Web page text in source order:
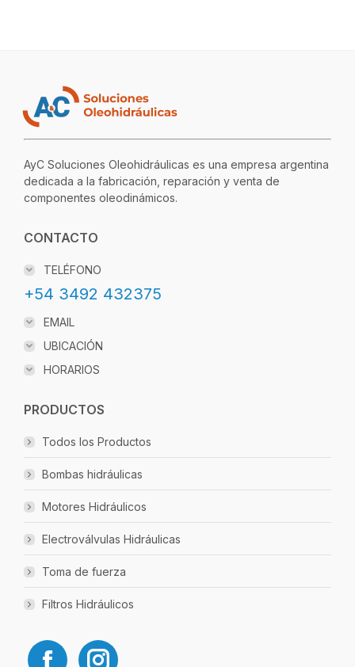
AyC Soluciones Oleohidráulicas es una empresa argentina
dedicada a la fabricación, reparación y venta de
componentes oleodinámicos.
CONTACTO
TELÉFONO
+54 3492 432375
EMAIL
UBICACIÓN
HORARIOS
PRODUCTOS
Todos los Productos
Bombas hidráulicas
Motores Hidráulicos
Electroválvulas Hidráulicas
Toma de fuerza
Filtros Hidráulicos